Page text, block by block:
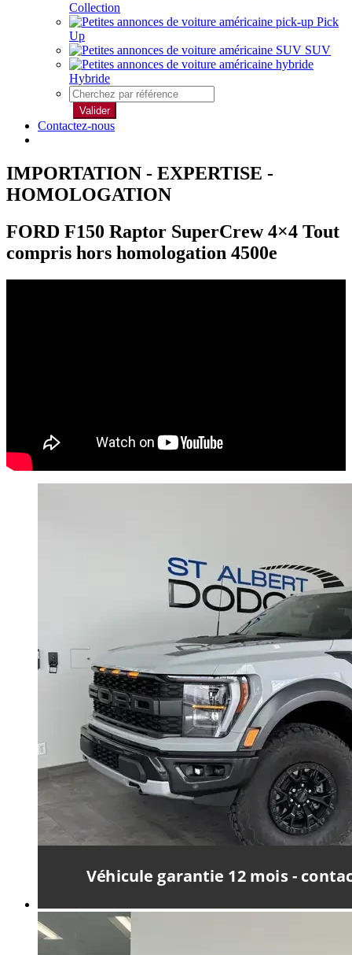
Collection
Pick
Up
SUV
Hybride
Valider
Contactez-nous
IMPORTATION - EXPERTISE -
HOMOLOGATION
FORD F150 Raptor SuperCrew 4×4 Tout
compris hors homologation 4500e